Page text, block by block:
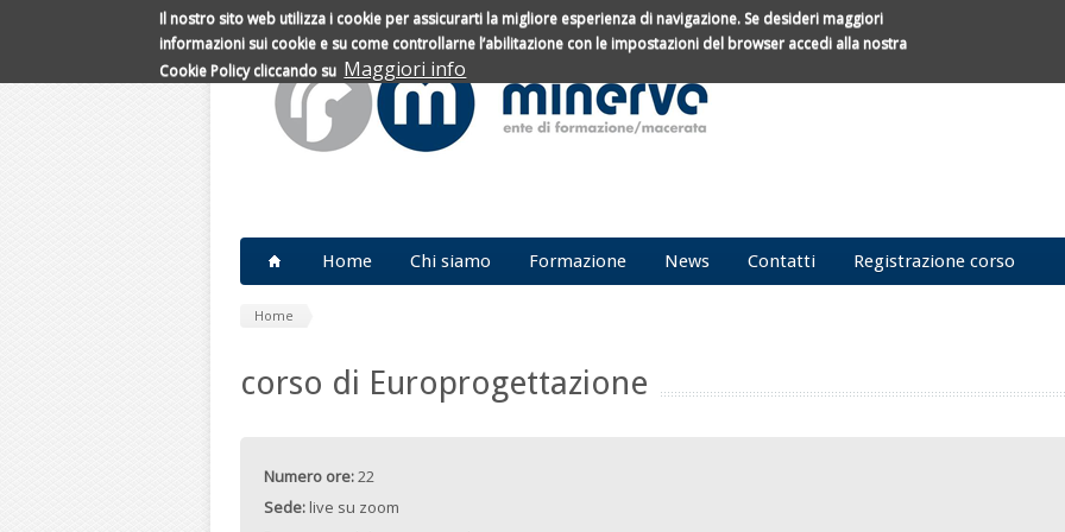
Il nostro sito web utilizza i cookie per assicurarti la migliore esperienza di navigazione. Se desideri maggiori
informazioni sui cookie e su come controllarne l’abilitazione con le impostazioni del browser accedi alla nostra
Cookie Policy cliccando su Maggiori info
Salta al contenuto principale
Home Chi siamo Formazione News Contatti Registrazione corso
Home
corso di Europrogettazione
Numero ore:22
Sede: live su zoom